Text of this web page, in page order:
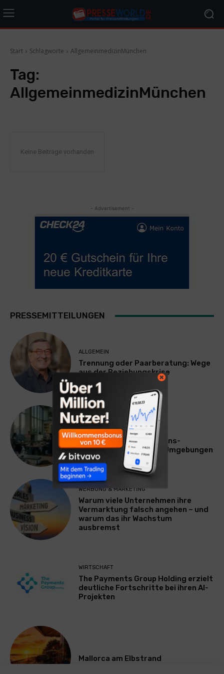
Start Schlagworte AllgemeinmedizinMünchen
Tag:
AllgemeinmedizinMünchen
Keine Beiträge vorhanden
- Advertisement -
PRESSEMITTEILUNGEN
ALLGEMEIN
Trennung oder Paarberatung: Wege
aus der Beziehungskrise
TECHNIK
SourcingBlox startet
CentaurNexus: Operations-
Plattform für Zscaler-Umgebungen
WERBUNG & MARKETING
Warum viele Unternehmen ihre
Vermarktung falsch angehen – und
warum das ihr Wachstum
ausbremst
WIRTSCHAFT
The Payments Group Holding erzielt
deutliche Fortschritte bei ihren AI-
Projekten
Mallorca am Elbstrand